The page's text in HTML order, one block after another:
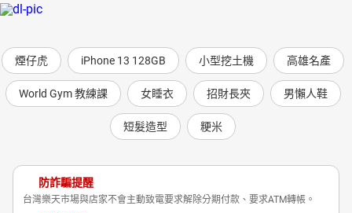
煙仔虎 iPhone 13 128GB 小型挖土機 高雄名產
World Gym 教練課 女睡衣 招財長夾 男懶人鞋
短髮造型 粳米
防詐騙提醒
台灣樂天市場與店家不會主動致電要求解除分期付款、要求ATM轉帳。